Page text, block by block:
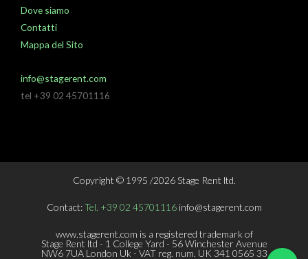
Dove siamo
Contatti
Mappa del Sito
info@stagerent.com
tel +39 02 45701116
Copyright © 1995 /2026 Stage Rent ltd.
Contact:Tel. +39 02 45701116 info@stagerent.com
www.stagerent.com is a registered trademark of
Stage Rent ltd - 1 College Yard - 56 Winchester Avenue
NW6 7UA London Uk - VAT reg. num. UK 341 0565 33